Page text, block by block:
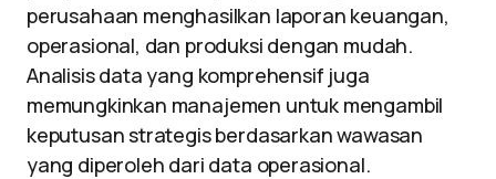
perusahaan menghasilkan laporan keuangan,
operasional, dan produksi dengan mudah.
Analisis data yang komprehensif juga
memungkinkan manajemen untuk mengambil
keputusan strategis berdasarkan wawasan
yang diperoleh dari data operasional.